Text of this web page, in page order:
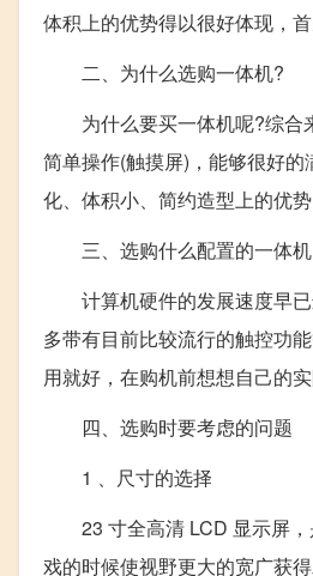
体积上的优势得以很好体现，
二、为什么选购一体机?
为什么要买一体机呢?综合
简单操作(触摸屏)，能够很好
化、体积小、简约造型上的优
三、选购什么配置的一体
计算机硬件的发展速度早已
多带有目前比较流行的触控功
用就好，在购机前想想自己的
四、选购时要考虑的问题
1 、尺寸的选择
23 寸全高清 LCD 显示屏，
戏的时候使视野更大的宽广获